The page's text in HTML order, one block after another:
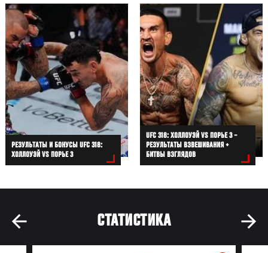
РЕЗУЛЬТАТЫ И БОНУСЫ UFC 318:
ХОЛЛОУЭЙ VS ПОРЬЕ 3
UFC 318: ХОЛЛОУЭЙ VS ПОРЬЕ 3 –
РЕЗУЛЬТАТЫ ВЗВЕШИВАНИЯ +
БИТВЫ ВЗГЛЯДОВ
СТАТИСТИКА